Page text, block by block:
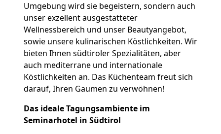
Umgebung wird sie begeistern, sondern auch
unser exzellent ausgestatteter
Wellnessbereich und unser Beautyangebot,
sowie unsere kulinarischen Köstlichkeiten. Wir
bieten Ihnen südtiroler Spezialitäten, aber
auch mediterrane und internationale
Köstlichkeiten an. Das Küchenteam freut sich
darauf, Ihren Gaumen zu verwöhnen!
Das ideale Tagungsambiente im
Seminarhotel in Südtirol